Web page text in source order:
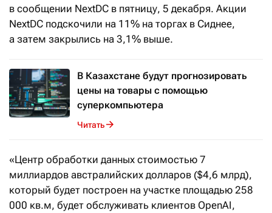
в сообщении NextDC в пятницу, 5 декабря. Акции
NextDC подскочили на 11% на торгах в Сиднее,
а затем закрылись на 3,1% выше.
В Казахстане будут прогнозировать
цены на товары с помощью
суперкомпьютера
Читать
«Центр обработки данных стоимостью 7
миллиардов австралийских долларов ($4,6 млрд),
который будет построен на участке площадью 258
000 кв.м, будет обслуживать клиентов OpenAI,